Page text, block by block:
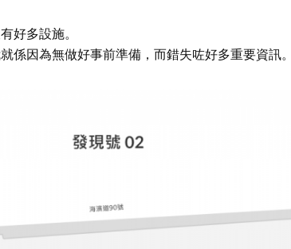
好多設施。
係因為無做好事前準備，而錯失咗好多重要資訊